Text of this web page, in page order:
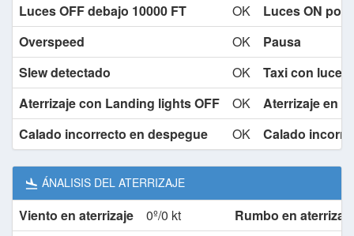
Luces OFF debajo 10000 FT
OK
Luces ON por
Overspeed
OK
Pausa
Slew detectado
OK
Taxi con luces
Aterrizaje con Landing lights OFF
OK
Aterrizaje en
Calado incorrecto en despegue
OK Calado
ÁNALISIS DEL ATERRIZAJE
Viento en aterrizaje 0º/0 kt
Rumbo en aterrizaje